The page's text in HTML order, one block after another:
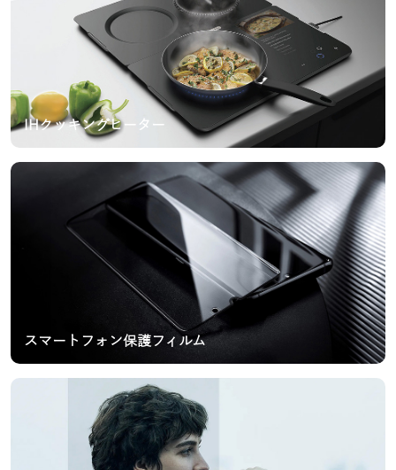
IHクッキングヒーター
スマートフォン保護フィルム